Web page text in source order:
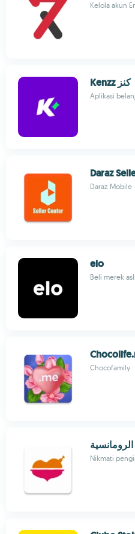
Kelola akun
Kenzz كنز
Aplikasi
Daraz
Daraz Mobile
elo
Beli merek
Chocofamily
Nikmati